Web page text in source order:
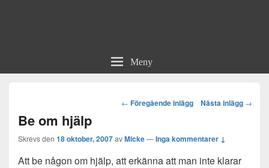
Meny
Post
← Föregående inlägg Nästa inlägg →
Be om hjälp
Skrevs den 18 oktober, 2007avMicke—Inga kommentarer ↓
Att be någon om hjälp, att erkänna att man inte klarar